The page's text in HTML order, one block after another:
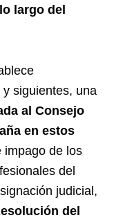
largo del
siguientes, una
al Consejo
en estos
impago de los
del
judicial,
del